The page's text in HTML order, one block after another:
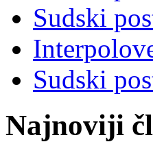
Sudski
Sudski
Najnoviji